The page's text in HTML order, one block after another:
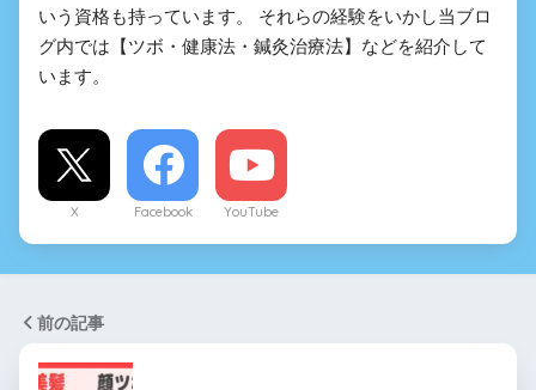
いう資格も持っています。 それらの経験をいかし当ブロ
グ内では【ツボ・健康法・鍼灸治療法】などを紹介して
います。
X Facebook YouTube
前の記事